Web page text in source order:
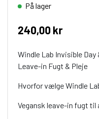
På lager
240,00 kr
Windle Lab Invisible Day
Leave-in Fugt & Pleje
Hvorfor vælge Windle
Vegansk leave-in fugt til